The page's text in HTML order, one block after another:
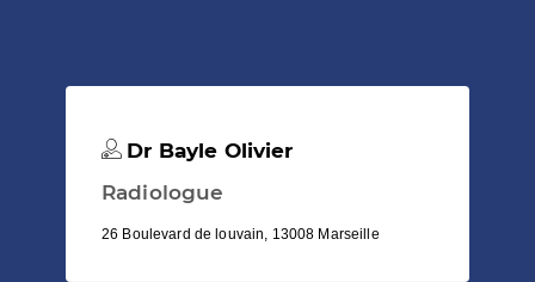
Dr Bayle Olivier
Radiologue
26 Boulevard de louvain, 13008 Marseille